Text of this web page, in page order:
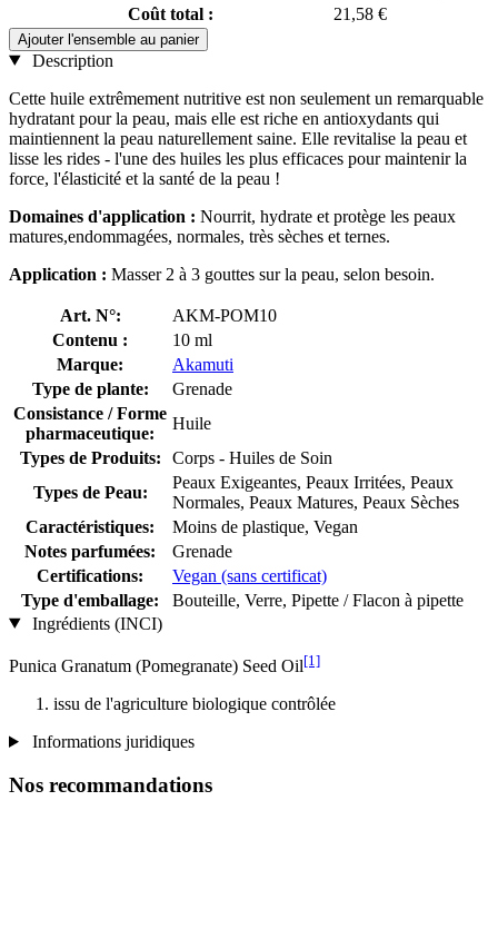
Coût total :
21,58 €
Ajouter l'ensemble au panier
Description
Cette huile extrêmement nutritive est non seulement un remarquable
hydratant pour la peau, mais elle est riche en antioxydants qui
maintiennent la peau naturellement saine. Elle revitalise la peau et
lisse les rides - l'une des huiles les plus efficaces pour maintenir la
force, l'élasticité et la santé de la peau !
Domaines d'application : Nourrit, hydrate et protège les peaux
matures,endommagées, normales, très sèches et ternes.
Application : Masser 2 à 3 gouttes sur la peau, selon besoin.
Art. N°:
AKM-POM10
Contenu :
10 ml
Marque:
Akamuti
Type de plante:
Grenade
Consistance / Forme
pharmaceutique:
Huile
Types de Produits:
Corps - Huiles de Soin
Types de Peau:
Peaux Exigeantes, Peaux Irritées, Peaux
Normales, Peaux Matures, Peaux Sèches
Caractéristiques:
Moins de plastique, Vegan
Notes parfumées:
Grenade
Certifications:
Vegan (sans certificat)
Type d'emballage:
Bouteille, Verre, Pipette / Flacon à pipette
Ingrédients (INCI)
Punica Granatum (Pomegranate) Seed Oil[1]
issu de l'agriculture biologique contrôlée
Informations juridiques
Nos recommandations